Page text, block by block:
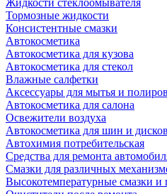
Жидкости стеклоомывателя
Тормозные жидкости
Консистентные смазки
Автокосметика
Автокосметика для кузова
Автокосметика для стекол
Влажные салфетки
Аксессуары для мытья и
Автокосметика для салона
Освежители воздуха
Автокосметика для шин и дисков
Автохимия потребительская
Средства для ремонта
Смазки для различных
Высокотемпературные смазки и